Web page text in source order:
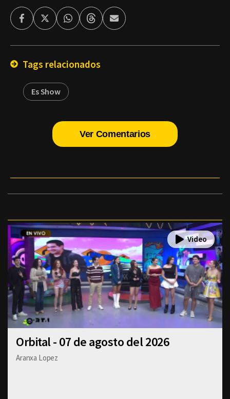
FacebookTwitterWhatsappThreadsEnviar
por
Tags relacionados
Es Show
Ver Comentarios
Orbital - 07 de agosto del 2026
Aranxa Lopez